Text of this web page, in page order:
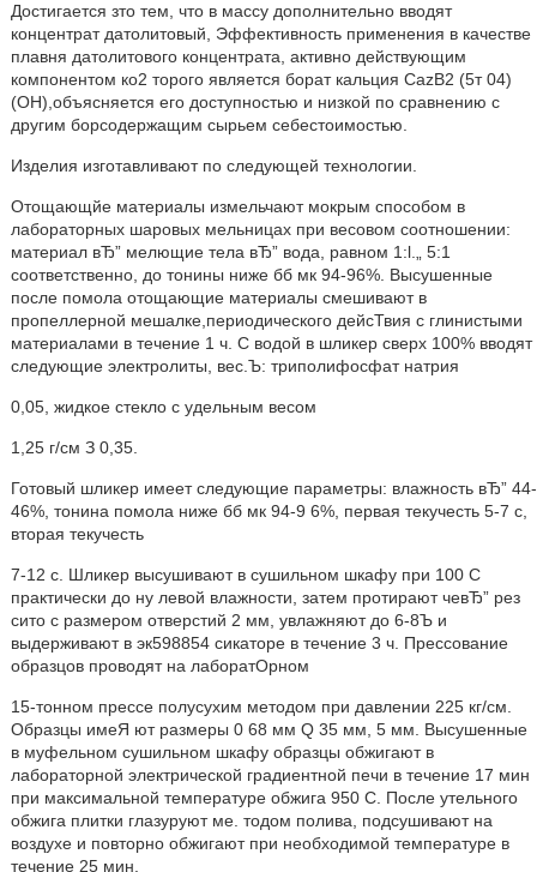
Достигается зто тем, что в массу дополнительно вводят
концентрат датолитовый, Эффективность применения в качестве
плавня датолитового концентрата, активно действующим
компонентом ко2 торого является борат кальция CazB2 (5т 04)
(ОН),объясняется его доступностью и низкой по сравнению с
другим борсодержащим сырьем себестоимостью.
Изделия изготавливают по следующей технологии.
Отощающйе материалы измельчают мокрым способом в
лабораторных шаровых мельницах при весовом соотношении:
материал вЂ” мелющие тела вЂ” вода, равном 1:l.„ 5:1
соответственно, до тонины ниже бб мк 94-96%. Высушенные
после помола отощающие материалы смешивают в
пропеллерной мешалке,периодического дейсТвия с глинистыми
материалами в течение 1 ч. С водой в шликер сверх 100% вводят
следующие электролиты, вес.Ъ: триполифосфат натрия
0,05, жидкое стекло с удельным весом
1,25 г/см З 0,35.
Готовый шликер имеет следующие параметры: влажность вЂ” 44-
46%, тонина помола ниже бб мк 94-9 6%, первая текучесть 5-7 с,
вторая текучесть
7-12 с. Шликер высушивают в сушильном шкафу при 100 С
практически до ну левой влажности, затем протирают чевЂ” рез
сито с размером отверстий 2 мм, увлажняют до 6-8Ъ и
выдерживают в эк598854 сикаторе в течение 3 ч. Прессование
образцов проводят на лаборатОрном
15-тонном прессе полусухим методом при давлении 225 кг/см.
Образцы имеЯ ют размеры 0 68 мм Q 35 мм, 5 мм. Высушенные
в муфельном сушильном шкафу образцы обжигают в
лабораторной электрической градиентной печи в течение 17 мин
при максимальной температуре обжига 950 С. После утельного
обжига плитки глазуруют ме. тодом полива, подсушивают на
воздухе и повторно обжигают при необходимой температуре в
течение 25 мин.